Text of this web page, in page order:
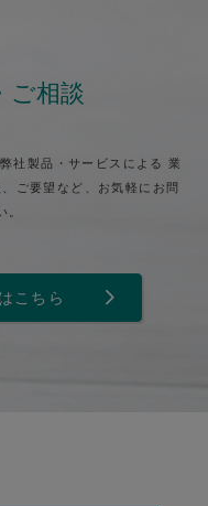
ご相談
社製品・サービスによる 業
ご要望など、お気軽にお問
。
こちら